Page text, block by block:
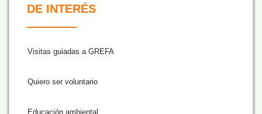
DE INTERÉS
Visitas guiadas a GREFA
Quiero ser voluntario
Educación ambiental